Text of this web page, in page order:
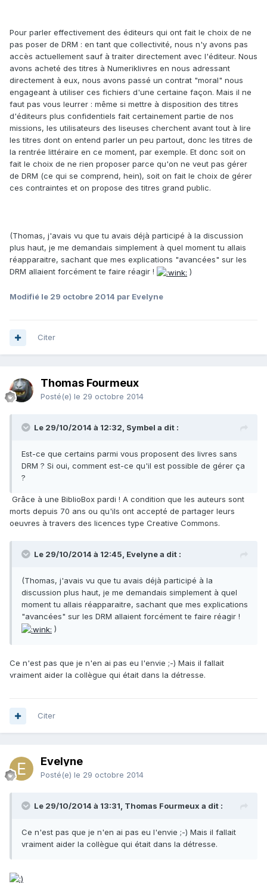
Pour parler effectivement des éditeurs qui ont fait le choix de ne
pas poser de DRM : en tant que collectivité, nous n'y avons pas
accès actuellement sauf à traiter directement avec l'éditeur. Nous
avons acheté des titres à Numeriklivres en nous adressant
directement à eux, nous avons passé un contrat "moral" nous
engageant à utiliser ces fichiers d'une certaine façon. Mais il ne
faut pas vous leurrer : même si mettre à disposition des titres
d'éditeurs plus confidentiels fait certainement partie de nos
missions, les utilisateurs des liseuses cherchent avant tout à lire
les titres dont on entend parler un peu partout, donc les titres de
la rentrée littéraire en ce moment, par exemple. Et donc soit on
fait le choix de ne rien proposer parce qu'on ne veut pas gérer
de DRM (ce qui se comprend, hein), soit on fait le choix de gérer
ces contraintes et on propose des titres grand public.
(Thomas, j'avais vu que tu avais déjà participé à la discussion
plus haut, je me demandais simplement à quel moment tu allais
réapparaitre, sachant que mes explications "avancées" sur les
DRM allaient forcément te faire réagir !
)
Modifié le 29 octobre 2014 par Evelyne
Citer
Thomas Fourmeux
Posté(e) le 29 octobre 2014
Le 29/10/2014 à 12:32, Symbel a dit :
Est-ce que certains parmi vous proposent des livres sans
DRM ? Si oui, comment est-ce qu'il est possible de gérer ça
?
Grâce à une BiblioBox pardi ! A condition que les auteurs sont
morts depuis 70 ans ou qu'ils ont accepté de partager leurs
oeuvres à travers des licences type Creative Commons.
Le 29/10/2014 à 12:45, Evelyne a dit :
(Thomas, j'avais vu que tu avais déjà participé à la
discussion plus haut, je me demandais simplement à quel
moment tu allais réapparaitre, sachant que mes explications
"avancées" sur les DRM allaient forcément te faire réagir !
)
Ce n'est pas que je n'en ai pas eu l'envie ;-) Mais il fallait
vraiment aider la collègue qui était dans la détresse.
Citer
Evelyne
Posté(e) le 29 octobre 2014
Le 29/10/2014 à 13:31, Thomas Fourmeux a dit :
Ce n'est pas que je n'en ai pas eu l'envie ;-) Mais il fallait
vraiment aider la collègue qui était dans la détresse.